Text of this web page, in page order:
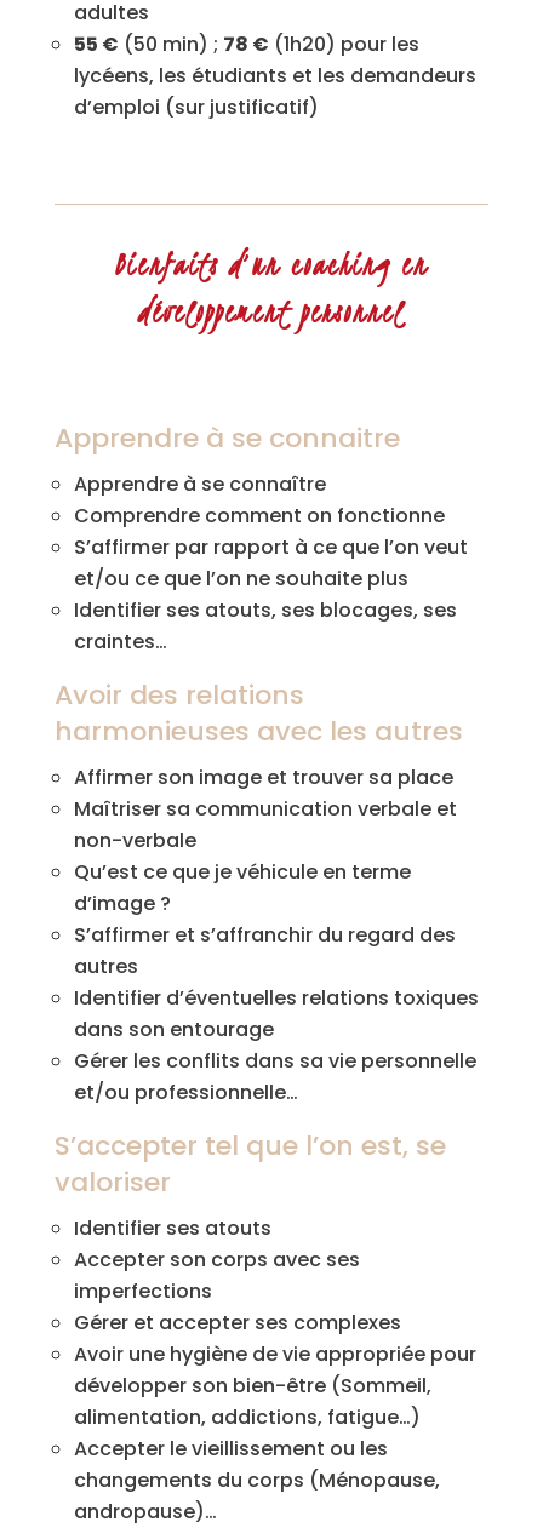
adultes
55 € (50 min) ; 78 € (1h20) pour les
lycéens, les étudiants et les demandeurs
d’emploi (sur justificatif)
Bienfaits d’un coaching en
développement personnel
Apprendre à se connaitre
Apprendre à se connaître
Comprendre comment on fonctionne
S’affirmer par rapport à ce que l’on veut
et/ou ce que l’on ne souhaite plus
Identifier ses atouts, ses blocages, ses
craintes…
Avoir des relations
harmonieuses avec les autres
Affirmer son image et trouver sa place
Maîtriser sa communication verbale et
non-verbale
Qu’est ce que je véhicule en terme
d’image ?
S’affirmer et s’affranchir du regard des
autres
Identifier d’éventuelles relations toxiques
dans son entourage
Gérer les conflits dans sa vie personnelle
et/ou professionnelle…
S’accepter tel que l’on est, se
valoriser
Identifier ses atouts
Accepter son corps avec ses
imperfections
Gérer et accepter ses complexes
Avoir une hygiène de vie appropriée pour
développer son bien-être (Sommeil,
alimentation, addictions, fatigue…)
Accepter le vieillissement ou les
changements du corps (Ménopause,
andropause)…